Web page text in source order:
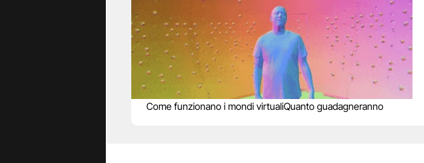
Come funzionano i mondi virtualiQuanto guadagneranno